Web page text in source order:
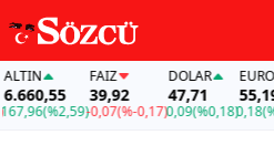
(%2,59)
FAİZ
39,92
-0,07(%-0,17)
DOLAR
47,71
0,09(%0,18)
EURO
55,19
0,18